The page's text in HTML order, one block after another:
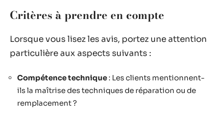
Critères à prendre en compte
Lorsque vous lisez les avis, portez une attention
particulière aux aspects suivants :
Compétence technique : Les clients mentionnent-
ils la maîtrise des techniques de réparation ou de
remplacement ?